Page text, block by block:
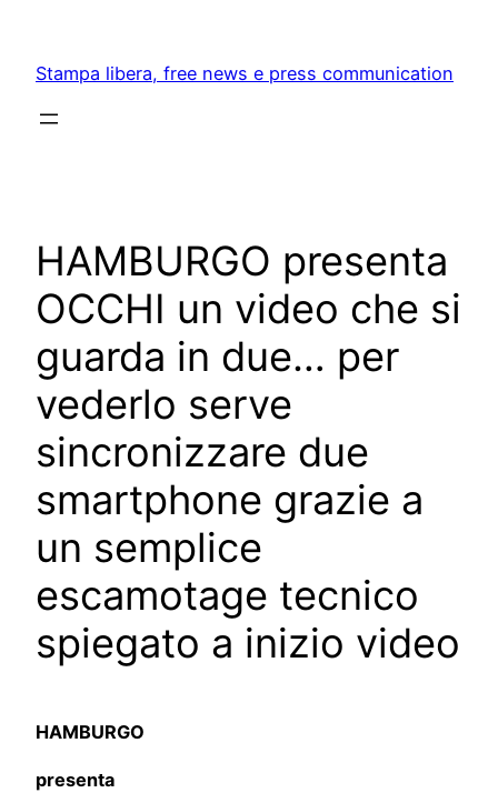
content
Stampa libera, free news e press communication
HAMBURGO presenta
OCCHI un video che si
guarda in due… per
vederlo serve
sincronizzare due
smartphone grazie a
un semplice
escamotage tecnico
spiegato a inizio video
HAMBURGO
presenta